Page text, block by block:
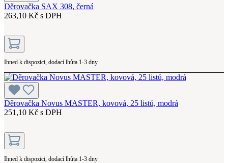
Děrovačka SAX 308, černá
263,10 Kč s DPH
Ihned k dispozici, dodací lhůta 1-3 dny
Děrovačka Novus MASTER, kovová, 25 listů, modrá
251,10 Kč s DPH
Ihned k dispozici, dodací lhůta 1-3 dny